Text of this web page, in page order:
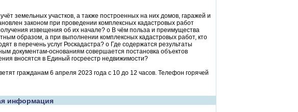
земельных участков, а также построенных на них домов, гаражей и
законом при проведении комплексных кадастровых работ
извещения об их начале? o В чём польза и преимущества
образом, а при выполнении комплексных кадастровых работ, кто
в перечень услуг Роскадастра? o Где содержатся результаты
документам-основаниям совершается постановка объектов
вносятся в Единый госреестр недвижимости?
гражданам 6 апреля 2023 года с 10 до 12 часов. Телефон горячей
информация